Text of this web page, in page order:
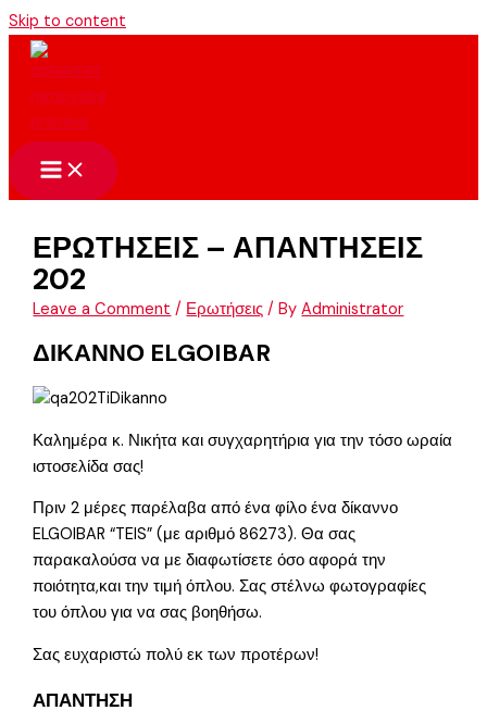
Skip to content
ΕΡΩΤΗΣΕΙΣ – ΑΠΑΝΤΗΣΕΙΣ
202
Leave a Comment / Ερωτήσεις / ByAdministrator
ΔΙΚΑΝΝΟ ELGOIBAR
Καλημέρα κ. Νικήτα και συγχαρητήρια για την τόσο ωραία
ιστοσελίδα σας!
Πριν 2 μέρες παρέλαβα από ένα φίλο ένα δίκαννο
ELGOIBAR “TEIS” (με αριθμό 86273). Θα σας
παρακαλούσα να με διαφωτίσετε όσο αφορά την
ποιότητα,και την τιμή όπλου. Σας στέλνω φωτογραφίες
του όπλου για να σας βοηθήσω.
Σας ευχαριστώ πολύ εκ των προτέρων!
ΑΠΑΝΤΗΣΗ